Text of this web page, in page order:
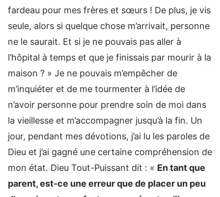
fardeau pour mes frères et sœurs ! De plus, je vis
seule, alors si quelque chose m’arrivait, personne
ne le saurait. Et si je ne pouvais pas aller à
l’hôpital à temps et que je finissais par mourir à la
maison ? » Je ne pouvais m’empêcher de
m’inquiéter et de me tourmenter à l’idée de
n’avoir personne pour prendre soin de moi dans
la vieillesse et m’accompagner jusqu’à la fin. Un
jour, pendant mes dévotions, j’ai lu les paroles de
Dieu et j’ai gagné une certaine compréhension de
mon état. Dieu Tout-Puissant dit : « En tant que
parent, est-ce une erreur que de placer un peu